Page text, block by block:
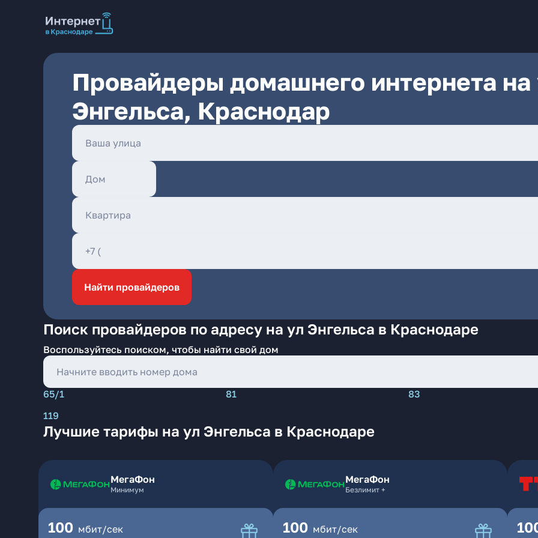
Провайдеры домашнего интернета на
Энгельса, Краснодар
Найти провайдеров
Поиск провайдеров по адресу на ул Энгельса в Краснодаре
Воспользуйтесь поиском, чтобы найти свой дом
65/1 81 83
119
Лучшие тарифы на ул Энгельса в Краснодаре
МегаФон
Минимум
100 мбит/сек
МегаФон
Безлимит +
100 мбит/сек